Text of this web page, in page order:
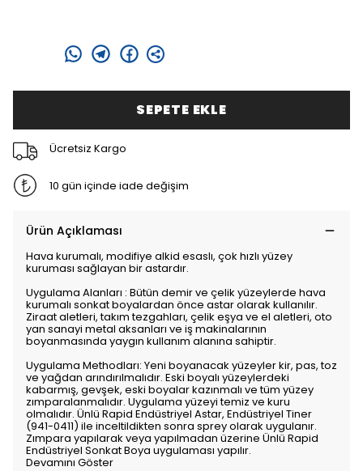
SEPETE EKLE
Ücretsiz Kargo
10 gün içinde iade değişim
Ürün Açıklaması
Hava kurumalı, modifiye alkid esaslı, çok hızlı yüzey
kuruması sağlayan bir astardır.
Uygulama Alanları : Bütün demir ve çelik yüzeylerde hava
kurumalı sonkat boyalardan önce astar olarak kullanılır.
Ziraat aletleri, takım tezgahları, çelik eşya ve el aletleri, oto
yan sanayi metal aksanları ve iş makinalarının
boyanmasında yaygın kullanım alanına sahiptir.
Uygulama Methodları: Yeni boyanacak yüzeyler kir, pas, toz
ve yağdan arındırılmalıdır. Eski boyalı yüzeylerdeki
kabarmış, gevşek, eski boyalar kazınmalı ve tüm yüzey
zımparalanmalıdır. Uygulama yüzeyi temiz ve kuru
olmalıdır. Ünlü Rapid Endüstriyel Astar, Endüstriyel Tiner
(941-0411) ile inceltildikten sonra sprey olarak uygulanır.
Zımpara yapılarak veya yapılmadan üzerine Ünlü Rapid
Endüstriyel Sonkat Boya uygulaması yapılır.
Devamını Göster